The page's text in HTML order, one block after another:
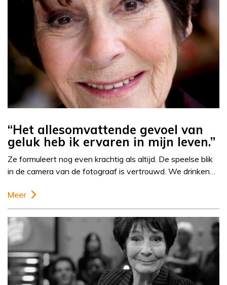
“Het allesomvattende gevoel van
geluk heb ik ervaren in mijn leven.”
Ze formuleert nog even krachtig als altijd. De speelse blik
in de camera van de fotograaf is vertrouwd. We drinken…
Meer